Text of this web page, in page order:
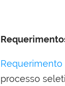
Requerimento
processo